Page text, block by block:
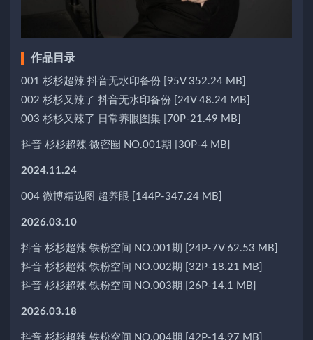
作品目录
001 杉杉超辣 抖音无水印备份 [95V 352.24 MB]
002 杉杉又辣了 抖音无水印备份 [24V 48.24 MB]
003 杉杉又辣了 日常养眼图集 [70P-21.49 MB]
抖音 杉杉超辣 微密圈 NO.001期 [30P-4 MB]
2024.11.24
004 微博精选图 超养眼 [144P-347.24 MB]
2026.03.10
抖音 杉杉超辣 铁粉空间 NO.001期 [24P-7V 62.53 MB]
抖音 杉杉超辣 铁粉空间 NO.002期 [32P-18.21 MB]
抖音 杉杉超辣 铁粉空间 NO.003期 [26P-14.1 MB]
2026.03.18
抖音 杉杉超辣 铁粉空间 NO.004期 [42P-14.97 MB]